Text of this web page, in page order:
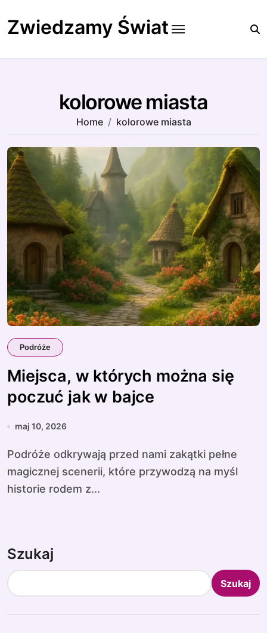
to
content
Zwiedzamy Świat
kolorowe miasta
Home kolorowe miasta
Podróże
Miejsca, w których można się
poczuć jak w bajce
maj 10, 2026
Podróże odkrywają przed nami zakątki pełne
magicznej scenerii, które przywodzą na myśl
historie rodem z...
Szukaj
Szukaj